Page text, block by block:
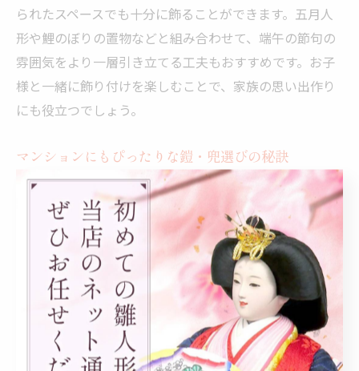
られたスペースでも十分に飾ることができます。五月人
形や鯉のぼりの置物などと組み合わせて、端午の節句の
雰囲気をより一層引き立てる工夫もおすすめです。お子
様と一緒に飾り付けを楽しむことで、家族の思い出作り
にも役立つでしょう。
マンションにもぴったりな鎧・兜選びの秘訣
マンションや現代の住宅では、スペースやインテリアと
の調和を重視した鎧・兜選びが重要です。6号サイズのガ
ラスケース入りは、コンパクトでありながら伝統の意味
をしっかりと受け継げる点が人気です。狭い場所にも無
理なく設置でき、棚やチェストの上にもぴったり収まり
ます。
選び方のポイントとしては、まず設置場所の幅や奥行き
を測り、ケースが安全に置けるか確認しましょう。ま